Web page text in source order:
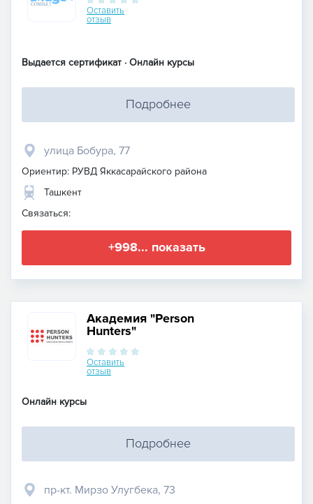
Оставить
отзыв
Выдается сертификат · Онлайн курсы
Подробнее
улица Бобура, 77
Ориентир: РУВД Яккасарайского района
Ташкент
Связаться:
+998... показать
Академия "Person
Hunters"
Оставить
отзыв
Онлайн курсы
Подробнее
пр-кт. Мирзо Улугбека, 73